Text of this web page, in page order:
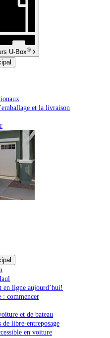
U-Box®
et la livraison
en ligne aujourd’hui!
: commencer
et de bateau
libre-entreposage
en voiture